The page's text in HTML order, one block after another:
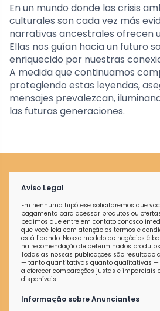
En un mundo donde las crisis
culturales son cada vez más
narrativas ancestrales ofrecen
Ellas nos guían hacia un futuro
enriquecido por nuestras
A medida que continuamos
protegiendo estas leyendas,
mensajes prevalezcan,
las futuras generaciones.
Aviso Legal
Em nenhuma hipótese solicitaremos que
pagamento para acessar produtos ou
pedimos que entre em contato conosco
que você leia com atenção os termos e
está lidando. Nosso modelo de negócios é
na recomendação de determinados
Todas as nossas publicações são resultado
— tanto quantitativas quanto qualitativas —
a oferecer comparações justas e imparciais
disponíveis.
Informação sobre Anunciantes